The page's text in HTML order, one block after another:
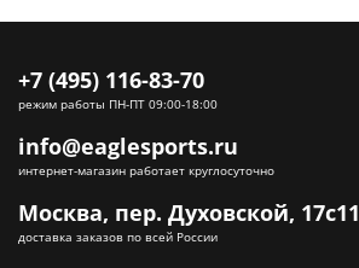
+7 (495) 116-83-70
режим работы ПН-ПТ 09:00-18:00
info@eaglesports.ru
интернет-магазин работает круглосуточно
Москва, пер. Духовской, 17с11
доставка заказов по всей России